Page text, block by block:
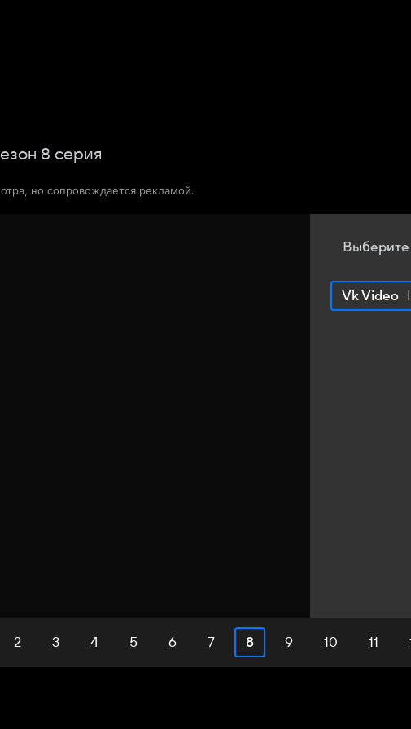
8 серия
но сопровождается рекламой.
Выберите
Vk Video
2 3 4 5 6 7 8 9 10 11